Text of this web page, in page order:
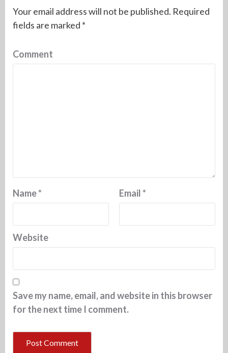
Your email address will not be published. Required
fields are marked *
Comment
Name* Email*
Website
Save my name, email, and website in this browser
for the next time I comment.